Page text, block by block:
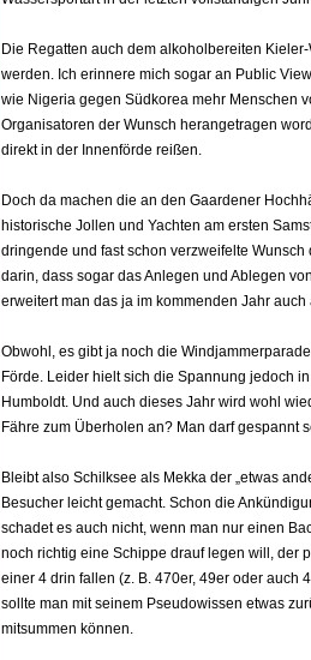
Die Regatten auch dem alkoholbereiten
werden. Ich erinnere mich sogar an Public
wie Nigeria gegen Südkorea mehr Menschen
Organisatoren der Wunsch herangetragen
direkt in der Innenförde reißen.
Doch da machen die an den Gaardener
historische Jollen und Yachten am ersten
dringende und fast schon verzweifelte
darin, dass sogar das Anlegen und Ablegen
erweitert man das ja im kommenden Jahr
Obwohl, es gibt ja noch die
Förde. Leider hielt sich die Spannung jedoch
Humboldt. Und auch dieses Jahr wird wohl
Fähre zum Überholen an? Man darf gespannt
Bleibt also Schilksee als Mekka der „etwas
Besucher leicht gemacht. Schon die
schadet es auch nicht, wenn man nur einen
noch richtig eine Schippe drauf legen will, der
einer 4 drin fallen (z. B. 470er, 49er oder auch
sollte man mit seinem Pseudowissen etwas
mitsummen können.